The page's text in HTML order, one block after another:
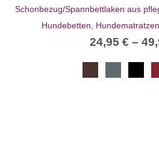
Schonbezug/Spannbettlaken aus
Hundebetten,
24,95 € –